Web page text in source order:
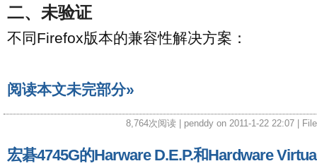
二、未验证
不同Firefox版本的兼容性解决方案：
阅读本文未完部分»
8,764次阅读 | penddy on 2011-1-22 22:07 |
宏碁4745G的Harware D.E.P.和Hardware